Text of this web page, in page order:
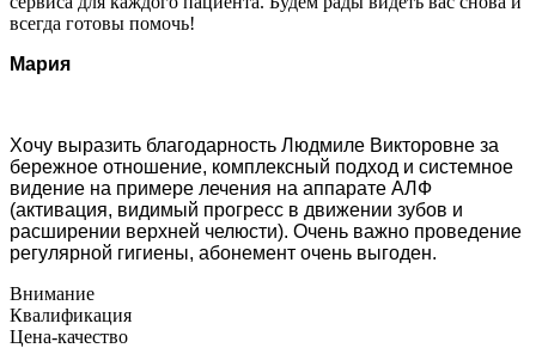
всегда готовы помочь!
Мария
Хочу выразить благодарность Людмиле Викторовне за
бережное отношение, комплексный подход и системное
видение на примере лечения на аппарате АЛФ
(активация, видимый прогресс в движении зубов и
расширении верхней челюсти). Очень важно проведение
регулярной гигиены, абонемент очень выгоден.
Внимание
Квалификация
Цена-качество